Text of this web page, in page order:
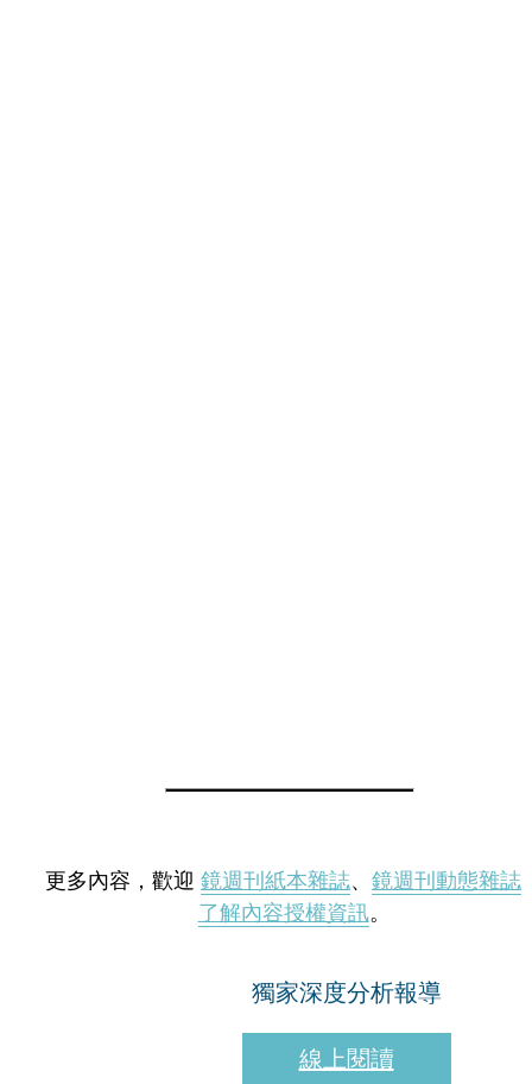
更多內容，歡迎 鏡週刊紙本雜誌、 鏡週刊動態雜誌
了解內容授權資訊。
獨家深度分析報導
線上閱讀